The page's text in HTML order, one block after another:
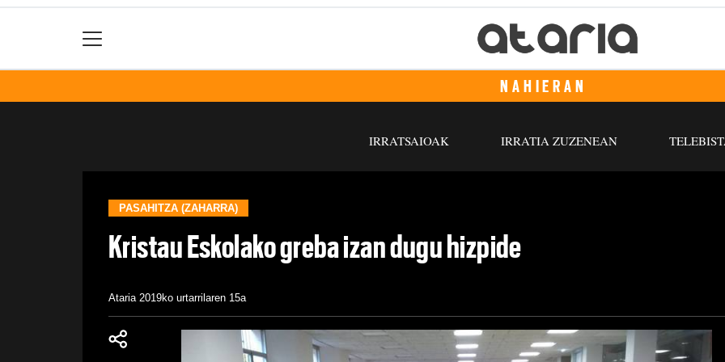
NAHIERAN
IRRATSAIOAK IRRATIA ZUZENEAN
PASAHITZA (ZAHARRA)
Kristau Eskolako greba izan dugu hizpide
Ataria 2019ko urtarrilaren 15a